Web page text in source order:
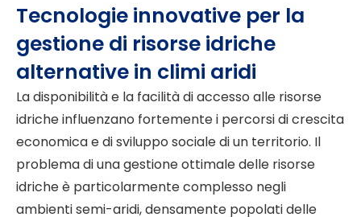
Tecnologie innovative per la
gestione di risorse idriche
alternative in climi aridi
La disponibilità e la facilità di accesso alle risorse
idriche influenzano fortemente i percorsi di crescita
economica e di sviluppo sociale di un territorio. Il
problema di una gestione ottimale delle risorse
idriche è particolarmente complesso negli
ambienti semi-aridi, densamente popolati delle